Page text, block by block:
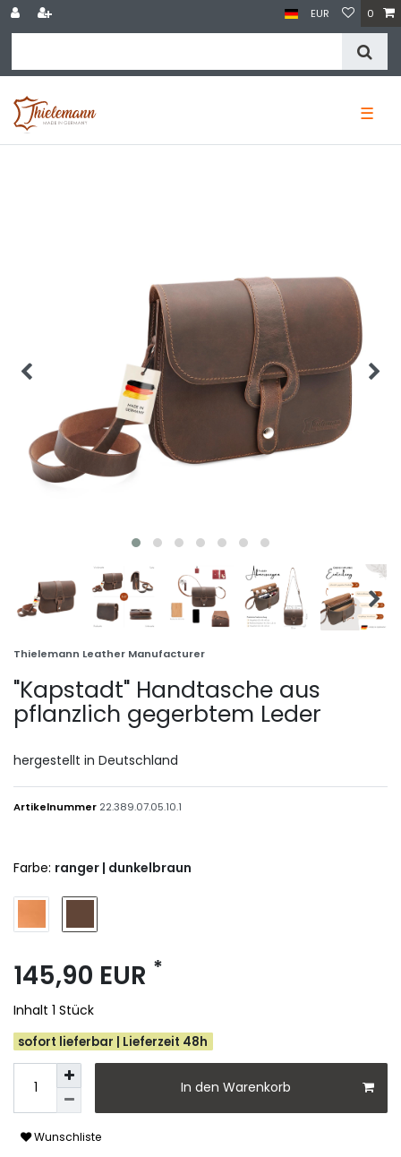
EUR 0
☰
Thielemann Leather Manufacturer
"Kapstadt" Handtasche aus
pflanzlich gegerbtem Leder
hergestellt in Deutschland
Artikelnummer 22.389.07.05.10.1
Farbe: ranger | dunkelbraun
145,90 EUR *
Inhalt 1 Stück
sofort lieferbar | Lieferzeit 48h
In den Warenkorb
Wunschliste